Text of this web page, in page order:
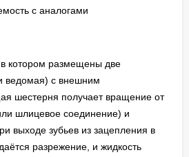
с аналогами
котором размещены две
ведомая) с внешним
шестерня получает вращение от
шлицевое соединение) и
выходе зубьев из зацепления в
разрежение, и жидкость